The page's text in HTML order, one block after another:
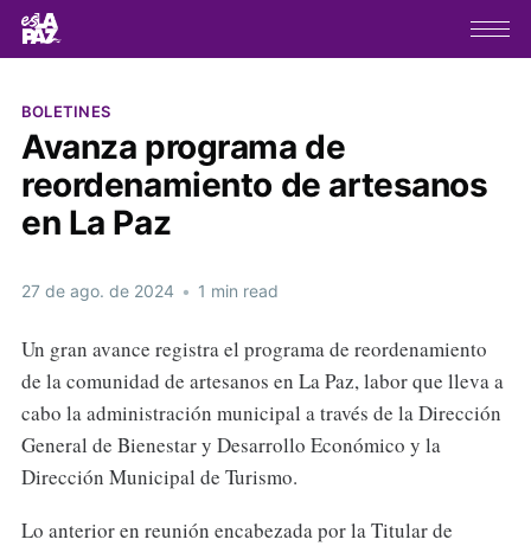
BOLETINES
Avanza programa de
reordenamiento de artesanos
en La Paz
27 de ago. de 2024 • 1 min read
Un gran avance registra el programa de reordenamiento
de la comunidad de artesanos en La Paz, labor que lleva a
cabo la administración municipal a través de la Dirección
General de Bienestar y Desarrollo Económico y la
Dirección Municipal de Turismo.
Lo anterior en reunión encabezada por la Titular de